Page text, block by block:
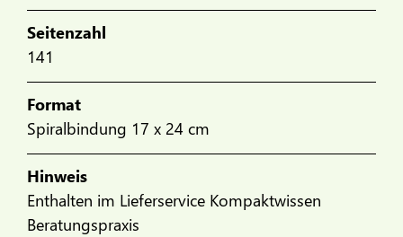
Seitenzahl
141
Format
Spiralbindung 17 x 24 cm
Hinweis
Enthalten im Lieferservice Kompaktwissen
Beratungspraxis